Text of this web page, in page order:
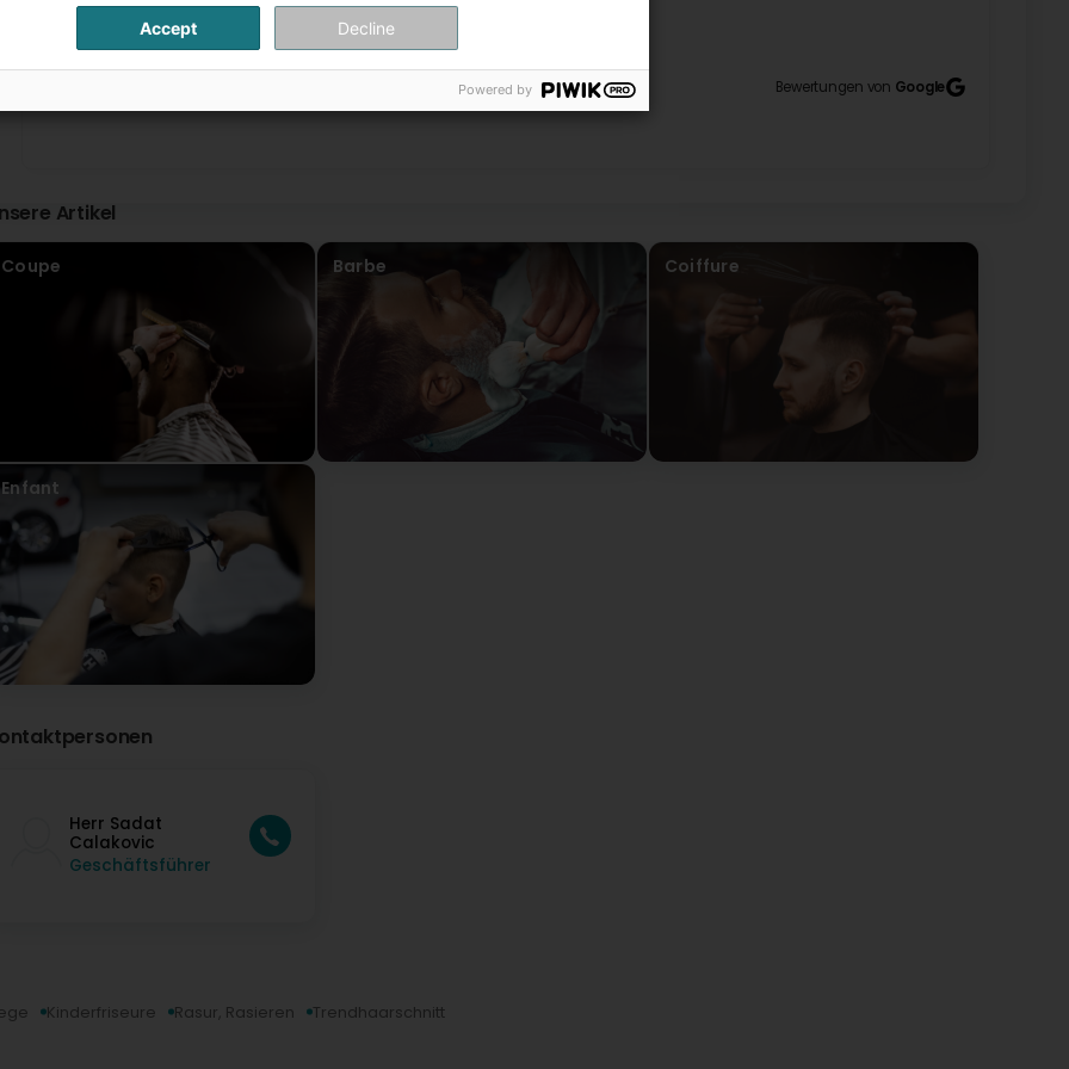
(Translated by Google) Best hairdressers! 👏 Ardi and Mario (Original) Meilleur coiffeurs! 👏 Ardi et Mario
vor 9 Monat(en)
Bewertungen von Google
Artikel
Coupe Barbe Coiffure
Enfant
Herr Sadat
Calakovic
Geschäftsführer
Kinderfriseure Rasur, Rasieren Trendhaarschnitt
Accept Decline
Powered by